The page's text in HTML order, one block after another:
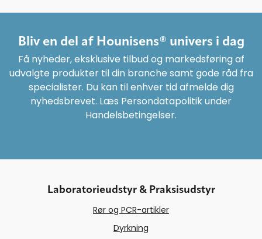
Bliv en del af Hounisens® univers i dag
Få nyheder, eksklusive tilbud og markedsføring af
udvalgte produkter til din branche samt gode råd fra
specialister. Du kan til enhver tid afmelde dig
nyhedsbrevet. Læs Persondatapolitik under
Handelsbetingelser.
Laboratorieudstyr & Praksisudstyr
Rør og PCR-artikler
Dyrkning